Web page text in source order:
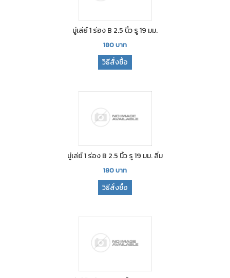
มู่เล่ย์ 1 ร่อง B 2.5 นิ้ว รู 19 มม.
180บาท
วิธีสั่งซื้อ
มู่เล่ย์ 1 ร่อง B 2.5 นิ้ว รู 19 มม. ลิ่ม
180บาท
วิธีสั่งซื้อ